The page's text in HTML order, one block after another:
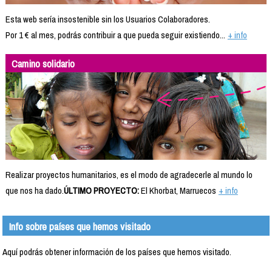
Esta web sería insostenible sin los Usuarios Colaboradores.
Por 1 € al mes, podrás contribuir a que pueda seguir existiendo... + info
Camino solidario
Realizar proyectos humanitarios, es el modo de agradecerle al mundo lo
que nos ha dado.ÚLTIMO PROYECTO:El Khorbat, Marruecos + info
Info sobre países que hemos visitado
Aquí podrás obtener información de los países que hemos visitado.